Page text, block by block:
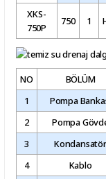
XKS-
750P
750 1
NO BÖLÜM
1
Pompa
2
Pompa
3
Kondansatör
4
Kablo